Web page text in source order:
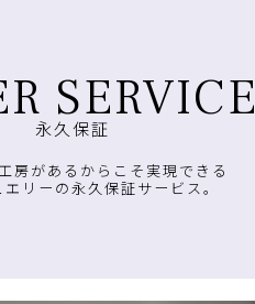
SERVICE
永久保証
房があるからこそ実現できる
リーの永久保証サービス。